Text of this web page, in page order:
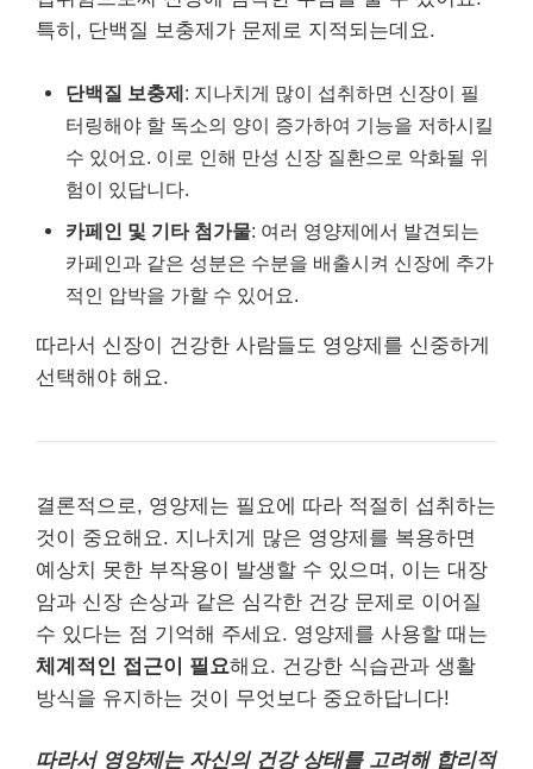
특히, 단백질 보충제가 문제로 지적되는데요.
단백질 보충제: 지나치게 많이 섭취하면 신장이 필
터링해야 할 독소의 양이 증가하여 기능을 저하시킬
수 있어요. 이로 인해 만성 신장 질환으로 악화될 위
험이 있답니다.
카페인 및 기타 첨가물: 여러 영양제에서 발견되는
카페인과 같은 성분은 수분을 배출시켜 신장에 추가
적인 압박을 가할 수 있어요.
따라서 신장이 건강한 사람들도 영양제를 신중하게
선택해야 해요.
결론적으로, 영양제는 필요에 따라 적절히 섭취하는
것이 중요해요. 지나치게 많은 영양제를 복용하면
예상치 못한 부작용이 발생할 수 있으며, 이는 대장
암과 신장 손상과 같은 심각한 건강 문제로 이어질
수 있다는 점 기억해 주세요. 영양제를 사용할 때는
체계적인 접근이 필요해요. 건강한 식습관과 생활
방식을 유지하는 것이 무엇보다 중요하답니다!
따라서 영양제는 자신의 건강 상태를 고려해 합리적